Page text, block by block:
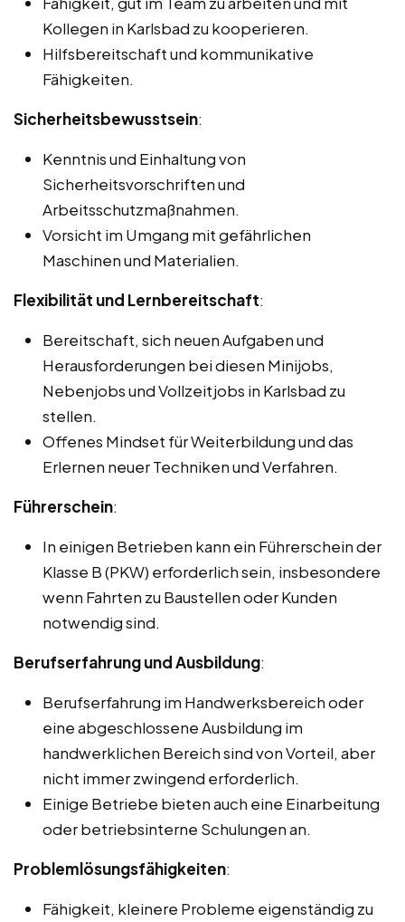
Kollegen in Karlsbad zu kooperieren.
Hilfsbereitschaft und kommunikative
Fähigkeiten.
Sicherheitsbewusstsein:
Kenntnis und Einhaltung von
Sicherheitsvorschriften und
Arbeitsschutzmaßnahmen.
Vorsicht im Umgang mit gefährlichen
Maschinen und Materialien.
Flexibilität und Lernbereitschaft:
Bereitschaft, sich neuen Aufgaben und
Herausforderungen bei diesen Minijobs,
Nebenjobs und Vollzeitjobs in Karlsbad zu
stellen.
Offenes Mindset für Weiterbildung und das
Erlernen neuer Techniken und Verfahren.
Führerschein:
In einigen Betrieben kann ein Führerschein der
Klasse B (PKW) erforderlich sein, insbesondere
wenn Fahrten zu Baustellen oder Kunden
notwendig sind.
Berufserfahrung und Ausbildung:
Berufserfahrung im Handwerksbereich oder
eine abgeschlossene Ausbildung im
handwerklichen Bereich sind von Vorteil, aber
nicht immer zwingend erforderlich.
Einige Betriebe bieten auch eine Einarbeitung
oder betriebsinterne Schulungen an.
Problemlösungsfähigkeiten:
Fähigkeit, kleinere Probleme eigenständig zu